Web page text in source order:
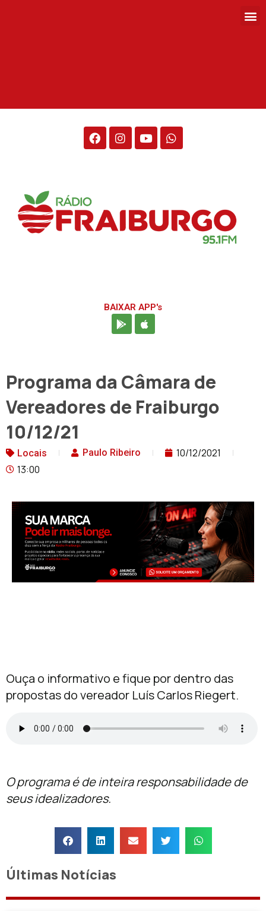
BAIXAR APP's
Programa da Câmara de
Vereadores de Fraiburgo
10/12/21
Locais Paulo Ribeiro
10/12/2021
13:00
Ouça o informativo e fique por dentro das
propostas do vereador Luís Carlos Riegert.
O programa é de inteira responsabilidade de
seus idealizadores.
Últimas Notícias